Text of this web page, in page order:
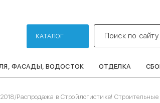
КАТАЛОГ Поиск по сайту
ФАСАДЫ, ВОДОСТОК ОТДЕЛКА
2018/Распродажа в Стройлогистике!